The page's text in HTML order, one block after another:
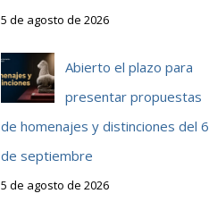
5 de agosto de 2026
Abierto el plazo para
presentar propuestas
de homenajes y distinciones del 6
de septiembre
5 de agosto de 2026